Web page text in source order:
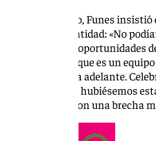
del encuentro, Funes
su identidad: «No
metes atrás las oportunidades
grandes porque es un
ir hacia adelante.
en el partido y, si hubiésemos
el partido con una brecha